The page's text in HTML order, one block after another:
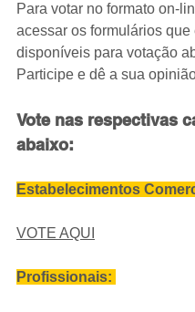
Para votar no formato on-
acessar os formulários que
disponíveis para votação
Participe e dê a sua
Vote nas respectivas
abaixo:
Estabelecimentos
VOTE AQUI
Profissionais: